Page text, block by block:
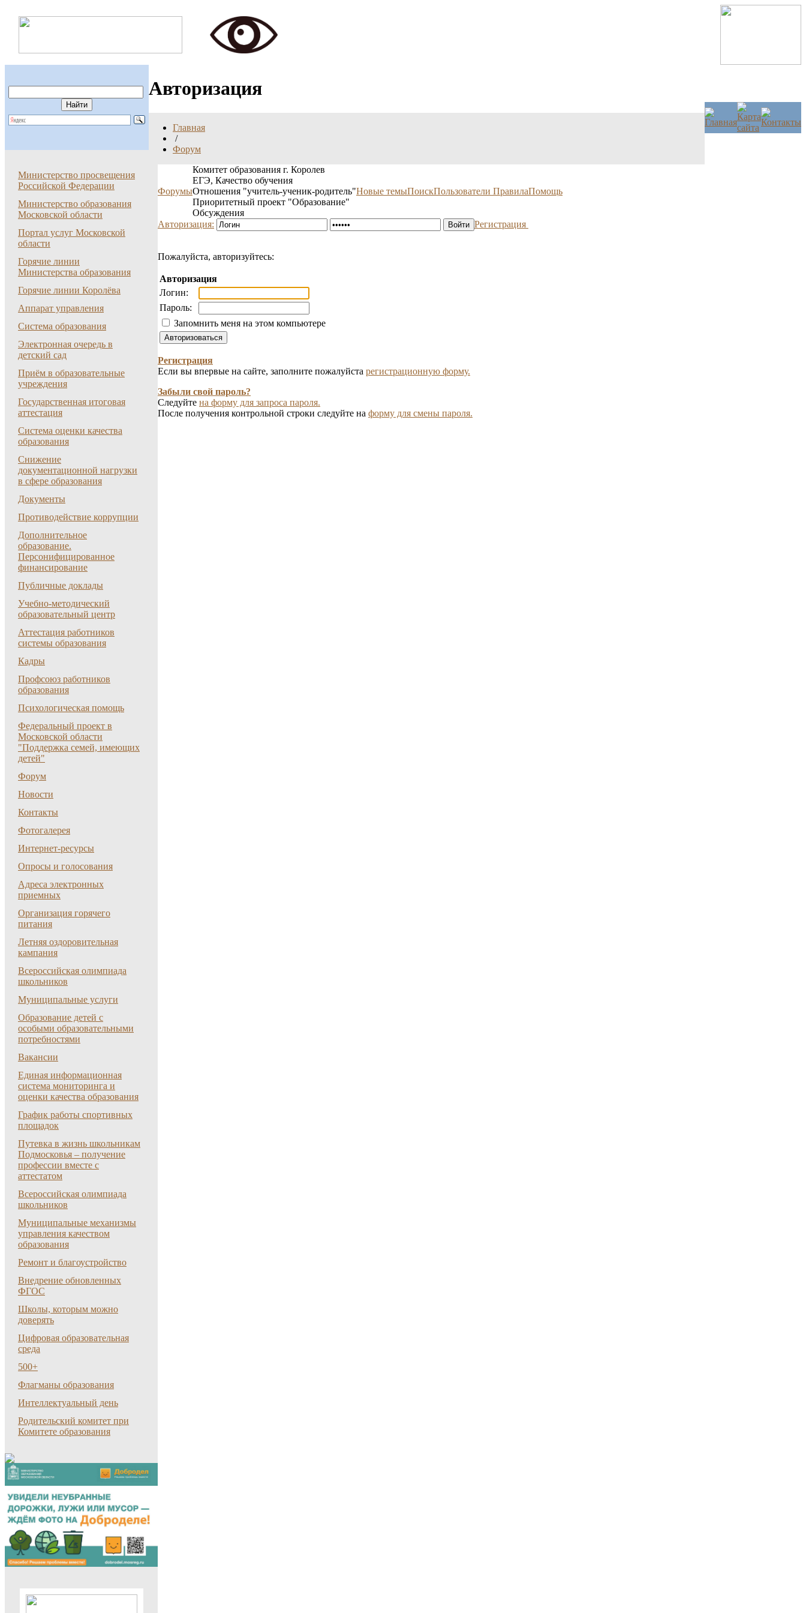
Авторизация
Главная
/
Форум
Министерство просвещения
Российской Федерации
Министерство образования
Московской области
Портал услуг Московской
области
Горячие линии
Министерства образования
Горячие линии Королёва
Аппарат управления
Система образования
Электронная очередь в
детский сад
Приём в образовательные
учреждения
Государственная итоговая
аттестация
Система оценки качества
образования
Снижение
документационной нагрузки
в сфере образования
Документы
Противодействие коррупции
Дополнительное
образование.
Персонифицированное
финансирование
Публичные доклады
Учебно-методический
образовательный центр
Аттестация работников
системы образования
Кадры
Профсоюз работников
образования
Психологическая помощь
Федеральный проект в
Московской области
"Поддержка семей, имеющих
детей"
Форум
Новости
Контакты
Фотогалерея
Интернет-ресурсы
Опросы и голосования
Адреса электронных
приемных
Организация горячего
питания
Летняя оздоровительная
кампания
Всероссийская олимпиада
школьников
Муниципальные услуги
Образование детей с
особыми образовательными
потребностями
Вакансии
Единая информационная
система мониторинга и
оценки качества образования
График работы спортивных
площадок
Путевка в жизнь школьникам
Подмосковья – получение
профессии вместе с
аттестатом
Всероссийская олимпиада
школьников
Муниципальные механизмы
управления качеством
образования
Ремонт и благоустройство
Внедрение обновленных
ФГОС
Школы, которым можно
доверять
Цифровая образовательная
среда
500+
Флагманы образования
Интеллектуальный день
Родительский комитет при
Комитете образования
Форумы
Комитет образования г. Королев
ЕГЭ, Качество обучения
Отношения "учитель-ученик-родитель"
Приоритетный проект "Образование"
Обсуждения
Новые темыПоискПользователи ПравилаПомощь
Авторизация: Регистрация
Пожалуйста, авторизуйтесь:
Авторизация
Логин:
Пароль:
Запомнить меня на этом компьютере
Регистрация
Если вы впервые на сайте, заполните пожалуйста регистрационную форму.
Забыли свой пароль?
Следуйте на форму для запроса пароля.
После получения контрольной строки следуйте на форму для смены пароля.